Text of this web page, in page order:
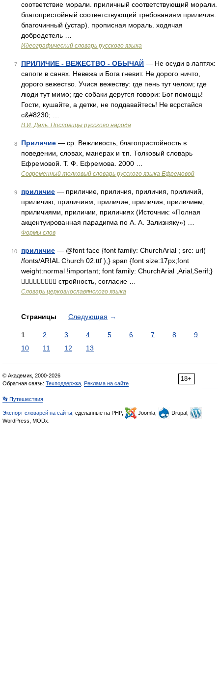
соответствие морали. приличный соответствующий морали.
благопристойный соответствующий требованиям приличия.
благочинный (устар). прописная мораль. ходячая
добродетель …
Идеографический словарь русского языка
7 ПРИЛИЧИЕ - ВЕЖЕСТВО - ОБЫЧАЙ — Не осуди в лаптях:
сапоги в санях. Невежа и Бога гневит. Не дорого ничто,
дорого вежество. Учися вежеству: где пень тут челом; где
люди тут мимо; где собаки дерутся говори: Бог помощь!
Гости, кушайте, а детки, не поддавайтесь! Не всрстайся
с&#8230; …
В.И. Даль. Пословицы русского народа
8 Приличие — ср. Вежливость, благопристойность в
поведении, словах, манерах и т.п. Толковый словарь
Ефремовой. Т. Ф. Ефремова. 2000 …
Современный толковый словарь русского языка Ефремовой
9 приличие — приличие, приличия, приличия, приличий,
приличию, приличиям, приличие, приличия, приличием,
приличиями, приличии, приличиях (Источник: «Полная
акцентуированная парадигма по А. А. Зализняку») …
Формы слов
10 приличие — @font face {font family: ChurchArial ; src: url(
/fonts/ARIAL Church 02.ttf );} span {font size:17px;font
weight:normal !important; font family: ChurchArial ,Arial,Serif;}
 стройность, coгласие …
Словарь церковнославянского языка
Страницы Следующая →
1 2 3 4 5 6 7 8
9
10
11 12 13
18+
© Академик, 2000-2026
Обратная связь: Техподдержка Реклама на сайте
👣 Путешествия
Экспорт словарей на сайты , сделанные на PHP, Joomla,
Drupal,
WordPress, MODx.